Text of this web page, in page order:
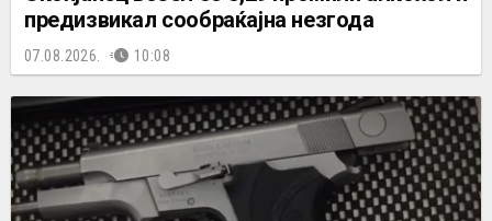
предизвикал сообраќајна незгода
07.08.2026. 10:08